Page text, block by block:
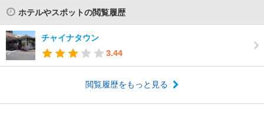
ホテルやスポットの閲覧履歴
チャイナタウン
3.44
閲覧履歴をもっと見る